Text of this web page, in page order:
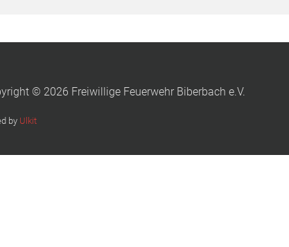
© 2026 Freiwillige Feuerwehr Biberbach e.V.
by Ulkit